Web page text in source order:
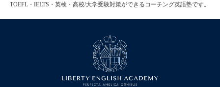
TOEFL・IELTS・英検・高校/大学受験対策ができるコーチング英語塾です。